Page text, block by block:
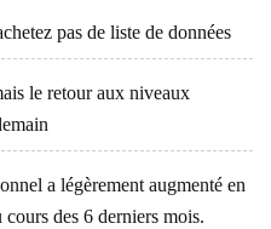
pas de liste de données
le retour aux niveaux
a légèrement augmenté en
des 6 derniers mois.